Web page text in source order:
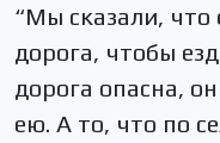
“Мы сказали, что
дорога, чтобы
дорога опасна,
ею. А то, что по